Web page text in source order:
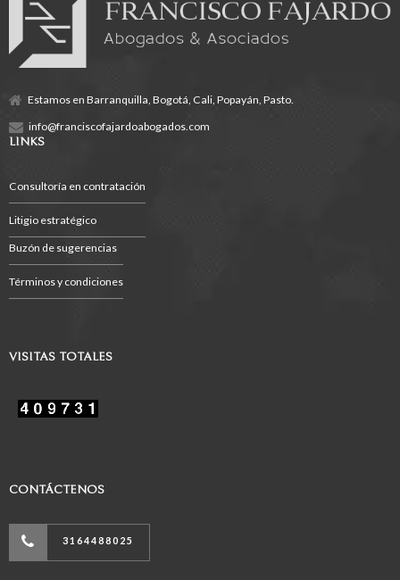
Estamos en Barranquilla, Bogotá, Cali, Popayán, Pasto.
info@franciscofajardoabogados.com
LINKS
Consultoría en contratación
Litigio estratégico
Buzón de sugerencias
Términos y condiciones
VISITAS TOTALES
CONTÁCTENOS
3164488025